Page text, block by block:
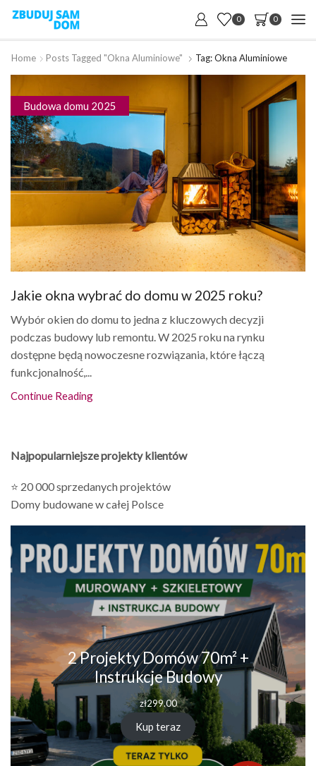
0 0
Home Posts Tagged "okna Aluminiowe" Tag: Okna Aluminiowe
Budowa domu 2025
Jakie okna wybrać do domu w 2025 roku?
Wybór okien do domu to jedna z kluczowych decyzji
podczas budowy lub remontu. W 2025 roku na rynku
dostępne będą nowoczesne rozwiązania, które łączą
funkcjonalność,...
Continue Reading
Najpopularniejsze projekty klientów
⭐ 20 000 sprzedanych projektów
Domy budowane w całej Polsce
2 Projekty Domów 70m² +
Instrukcje Budowy
zł299.00
Kup teraz